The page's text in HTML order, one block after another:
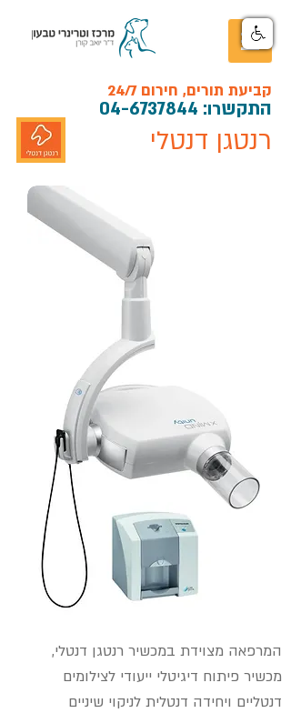
קביעת תורים, חירום 24/7
התקשרו: 04-6737844
רנטגן דנטלי
המרפאה מצוידת במכשיר רנטגן דנטלי,
מכשיר פיתוח דיגיטלי ייעודי לצילומים
דנטליים ויחידה דנטלית לניקוי שיניים